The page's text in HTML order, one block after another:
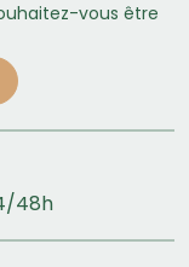
vous être
48h